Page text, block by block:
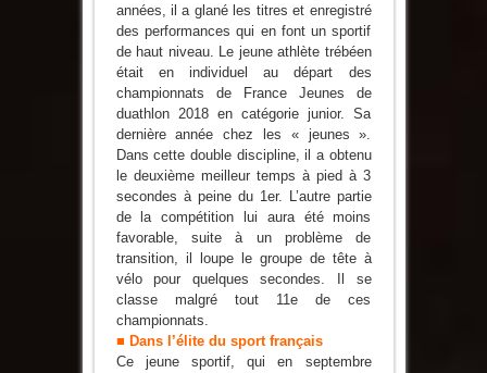
années, il a glané les titres et enregistré
des performances qui en font un sportif
de haut niveau. Le jeune athlète trébéen
était en individuel au départ des
championnats de France Jeunes de
duathlon 2018 en catégorie junior. Sa
dernière année chez les « jeunes ».
Dans cette double discipline, il a obtenu
le deuxième meilleur temps à pied à 3
secondes à peine du 1er. L’autre partie
de la compétition lui aura été moins
favorable, suite à un problème de
transition, il loupe le groupe de tête à
vélo pour quelques secondes. Il se
classe malgré tout 11e de ces
championnats.
■ Dans l’élite du sport français
Ce jeune sportif, qui en septembre